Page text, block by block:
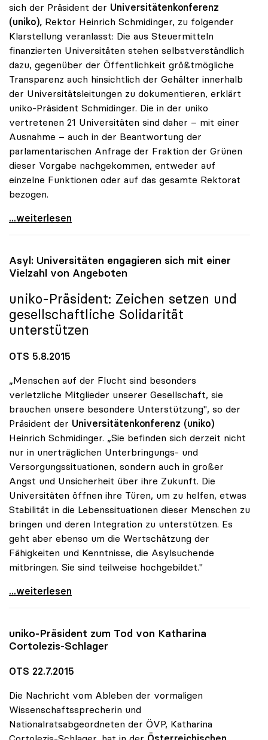
sich der Präsident der Universitätenkonferenz
(uniko), Rektor Heinrich Schmidinger, zu folgender
Klarstellung veranlasst: Die aus Steuermitteln
finanzierten Universitäten stehen selbstverständlich
dazu, gegenüber der Öffentlichkeit größtmögliche
Transparenz auch hinsichtlich der Gehälter innerhalb
der Universitätsleitungen zu dokumentieren, erklärt
uniko-Präsident Schmidinger. Die in der uniko
vertretenen 21 Universitäten sind daher – mit einer
Ausnahme – auch in der Beantwortung der
parlamentarischen Anfrage der Fraktion der Grünen
dieser Vorgabe nachgekommen, entweder auf
einzelne Funktionen oder auf das gesamte Rektorat
bezogen.
„Rektoratsgehälter halten sich im Rahmen der
...weiterlesen
Asyl: Universitäten engagieren sich mit einer
Vielzahl von Angeboten
uniko-Präsident: Zeichen setzen und
gesellschaftliche Solidarität
unterstützen
OTS 5.8.2015
„Menschen auf der Flucht sind besonders
verletzliche Mitglieder unserer Gesellschaft, sie
brauchen unsere besondere Unterstützung", so der
Präsident der Universitätenkonferenz (uniko)
Heinrich Schmidinger. „Sie befinden sich derzeit nicht
nur in unerträglichen Unterbringungs- und
Versorgungssituationen, sondern auch in großer
Angst und Unsicherheit über ihre Zukunft. Die
Universitäten öffnen ihre Türen, um zu helfen, etwas
Stabilität in die Lebenssituationen dieser Menschen zu
bringen und deren Integration zu unterstützen. Es
geht aber ebenso um die Wertschätzung der
Fähigkeiten und Kenntnisse, die Asylsuchende
mitbringen. Sie sind teilweise hochgebildet."
Asyl: Universitäten engagieren sich mit einer
...weiterlesen
uniko-Präsident zum Tod von Katharina
Cortolezis-Schlager
OTS 22.7.2015
Die Nachricht vom Ableben der vormaligen
Wissenschaftssprecherin und
Nationalratsabgeordneten der ÖVP, Katharina